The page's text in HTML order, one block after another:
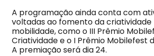
A programação ainda conta com
voltadas ao fomento da criatividade
mobilidade, como o III Prêmio
Criatividade e o I Prêmio Mobilefest
A premiação será dia 24.